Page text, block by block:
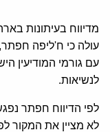
מדיווח בעיתונות
עולה כי ח'ליפה
עם גורמי המודיעין
לנשיאות.
לפי הדיווח חפתר
לא מציין את המקור